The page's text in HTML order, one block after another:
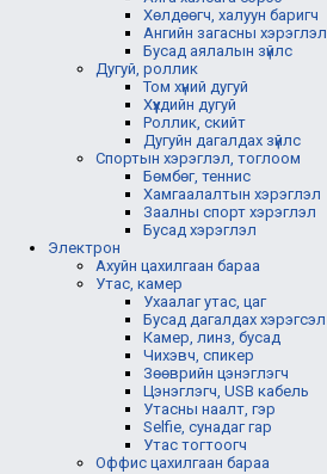
Хөлдөөгч, халуун баригч
Ангийн загасны хэрэглэл
Бусад аялалын зүйлс
Дугуй, роллик
Том хүний дугуй
Хүүхдийн дугуй
Роллик, скийт
Дугуйн дагалдах зүйлс
Спортын хэрэглэл, тоглоом
Бөмбөг, теннис
Хамгаалалтын хэрэглэл
Заалны спорт хэрэглэл
Бусад хэрэглэл
Электрон
Ахуйн цахилгаан бараа
Утас, камер
Ухаалаг утас, цаг
Бусад дагалдах хэрэгсэл
Камер, линз, бусад
Чихэвч, спикер
Зөөврийн цэнэглэгч
Цэнэглэгч, USB кабель
Утасны наалт, гэр
Selfie, сунадаг гар
Утас тогтоогч
Оффис цахилгаан бараа